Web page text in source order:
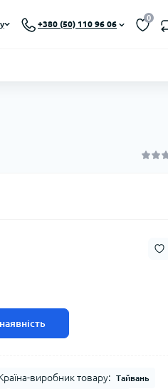
+380 (50) 110 96 06
0
виробник товару: Тайвань